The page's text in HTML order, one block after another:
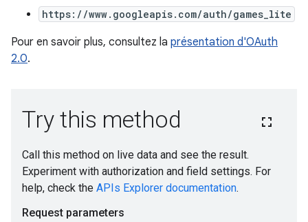
https://www.googleapis.com/auth/games_lite
Pour en savoir plus, consultez la présentation d'OAuth
2.0.